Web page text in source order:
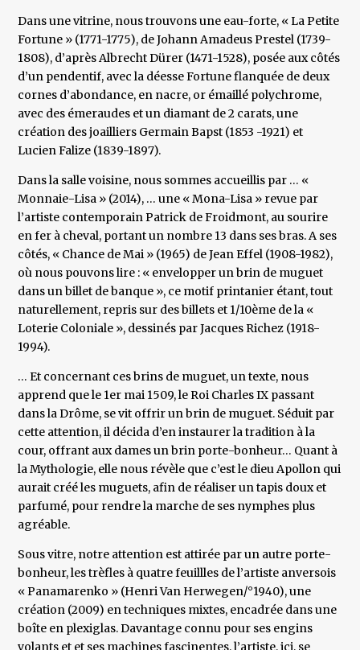
Dans une vitrine, nous trouvons une eau-forte, « La Petite
Fortune » (1771-1775), de Johann Amadeus Prestel (1739-
1808), d’après Albrecht Dürer (1471-1528), posée aux côtés
d’un pendentif, avec la déesse Fortune flanquée de deux
cornes d’abondance, en nacre, or émaillé polychrome,
avec des émeraudes et un diamant de 2 carats, une
création des joailliers Germain Bapst (1853 -1921) et
Lucien Falize (1839-1897).
Dans la salle voisine, nous sommes accueillis par … «
Monnaie-Lisa » (2014), … une « Mona-Lisa » revue par
l’artiste contemporain Patrick de Froidmont, au sourire
en fer à cheval, portant un nombre 13 dans ses bras. A ses
côtés, « Chance de Mai » (1965) de Jean Effel (1908-1982),
où nous pouvons lire : « envelopper un brin de muguet
dans un billet de banque », ce motif printanier étant, tout
naturellement, repris sur des billets et 1/10ème de la «
Loterie Coloniale », dessinés par Jacques Richez (1918-
1994).
… Et concernant ces brins de muguet, un texte, nous
apprend que le 1er mai 1509, le Roi Charles IX passant
dans la Drôme, se vit offrir un brin de muguet. Séduit par
cette attention, il décida d’en instaurer la tradition à la
cour, offrant aux dames un brin porte-bonheur… Quant à
la Mythologie, elle nous révèle que c’est le dieu Apollon qui
aurait créé les muguets, afin de réaliser un tapis doux et
parfumé, pour rendre la marche de ses nymphes plus
agréable.
Sous vitre, notre attention est attirée par un autre porte-
bonheur, les trèfles à quatre feuillles de l’artiste anversois
« Panamarenko » (Henri Van Herwegen/°1940), une
création (2009) en techniques mixtes, encadrée dans une
boîte en plexiglas. Davantage connu pour ses engins
volants et et ses machines fascinentes, l’artiste, ici, se